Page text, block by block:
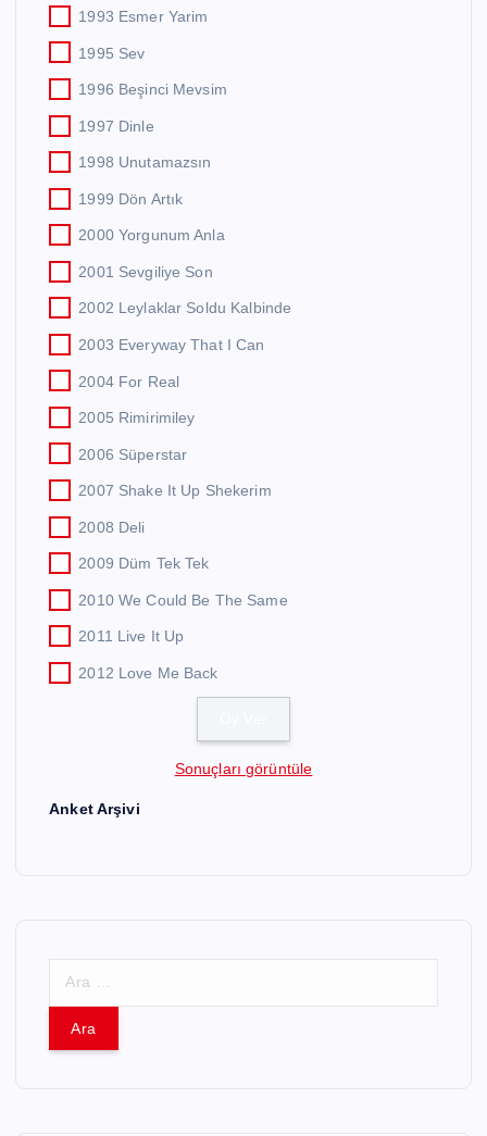
1993 Esmer Yarim
1995 Sev
1996 Beşinci Mevsim
1997 Dinle
1998 Unutamazsın
1999 Dön Artık
2000 Yorgunum Anla
2001 Sevgiliye Son
2002 Leylaklar Soldu Kalbinde
2003 Everyway That I Can
2004 For Real
2005 Rimirimiley
2006 Süperstar
2007 Shake It Up Shekerim
2008 Deli
2009 Düm Tek Tek
2010 We Could Be The Same
2011 Live It Up
2012 Love Me Back
Sonuçları görüntüle
Anket Arşivi